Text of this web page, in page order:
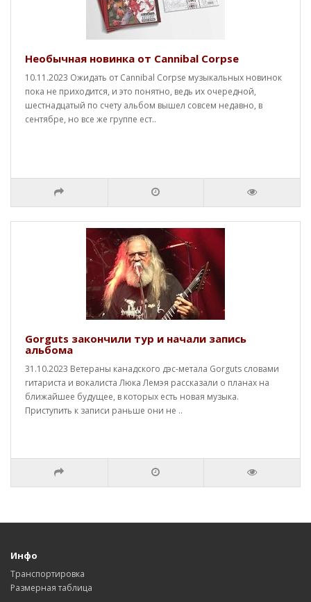
Необычная новинка от Cannibal Corpse
10.11.2023 Ожидать от Cannibal Corpse музыкальных новинок
пока не приходится, и это понятно, ведь их очередной,
шестнадцатый по счету альбом вышел совсем недавно, в
сентябре, но все же группе ест..
Gorguts закончили тур и начали запись
альбома
31.10.2023 Ветераны канадского дэс-метала Gorguts словами
гитариста и вокалиста Люка Лемэя рассказали о планах на
ближайшее будущее, в которых есть новая музыка.
Приступить к записи раньше они не ..
Инфо
Транспортировка
Размерная таблица